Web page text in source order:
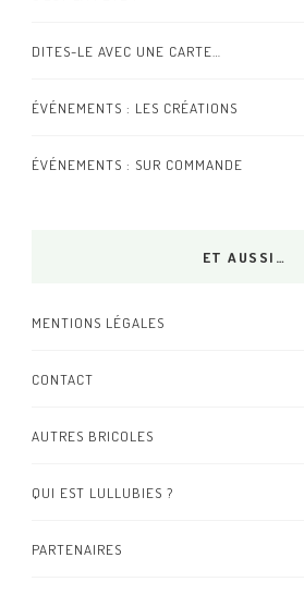
DITES-LE AVEC UNE CARTE…
ÉVÉNEMENTS : LES CRÉATIONS
ÉVÉNEMENTS : SUR COMMANDE
ET AUSSI…
MENTIONS LÉGALES
CONTACT
AUTRES BRICOLES
QUI EST LULLUBIES ?
PARTENAIRES